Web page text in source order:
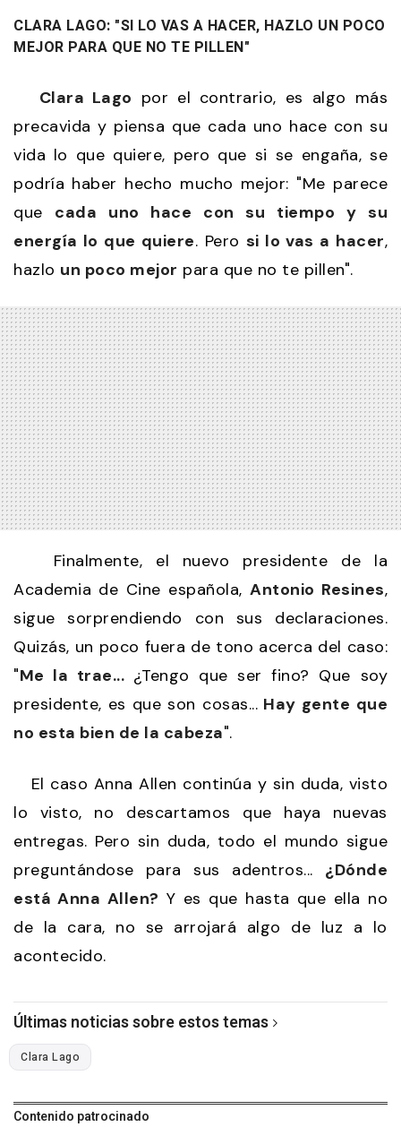
CLARA LAGO: "SI LO VAS A HACER, HAZLO UN POCO
MEJOR PARA QUE NO TE PILLEN"
Clara Lago por el contrario, es algo más
precavida y piensa que cada uno hace con su
vida lo que quiere, pero que si se engaña, se
podría haber hecho mucho mejor: "Me parece
que cada uno hace con su tiempo y su
energía lo que quiere. Pero si lo vas a hacer,
hazlo un poco mejor para que no te pillen".
Finalmente, el nuevo presidente de la
Academia de Cine española,Antonio Resines,
sigue sorprendiendo con sus declaraciones.
Quizás, un poco fuera de tono acerca del caso:
"Me la trae... ¿Tengo que ser fino? Que soy
presidente, es que son cosas... Hay gente que
no esta bien de la cabeza".
El caso Anna Allen continúa y sin duda, visto
lo visto, no descartamos que haya nuevas
entregas. Pero sin duda, todo el mundo sigue
preguntándose para sus adentros... ¿Dónde
está Anna Allen? Y es que hasta que ella no
de la cara, no se arrojará algo de luz a lo
acontecido.
Últimas noticias sobre estos temas
Clara Lago
Contenido patrocinado